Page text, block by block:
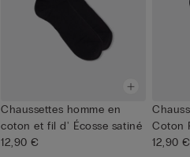
Chaussettes homme en
coton et fil d' Écosse satiné
12,90 €
Coton
12,90 €